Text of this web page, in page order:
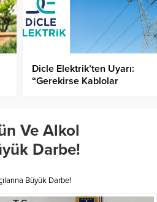
Dicle Elektrik’ten Uyarı:
“Gerekirse Kablolar
Ve Alkol
Darbe!
Büyük Darbe!